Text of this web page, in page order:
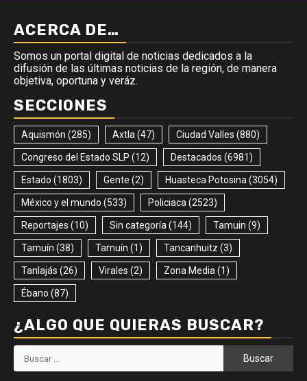
ACERCA DE…
Somos un portal digital de noticias dedicados a la
difusión de las últimas noticias de la región, de manera
objetiva, oportuna y veráz.
SECCIONES
Aquismón (285) Axtla (47) Ciudad Valles (880)
Congreso del Estado SLP (12) Destacados (6981)
Estado (1803) Gente (2) Huasteca Potosina (3054)
México y el mundo (533) Policiaca (2523)
Reportajes (10) Sin categoría (144) Tamuin (9)
Tamuín (38) Tamuín (1) Tancanhuitz (3)
Tanlajás (26) Virales (2) Zona Media (1)
Ébano (87)
¿ALGO QUE QUIERAS BUSCAR?
Buscar: